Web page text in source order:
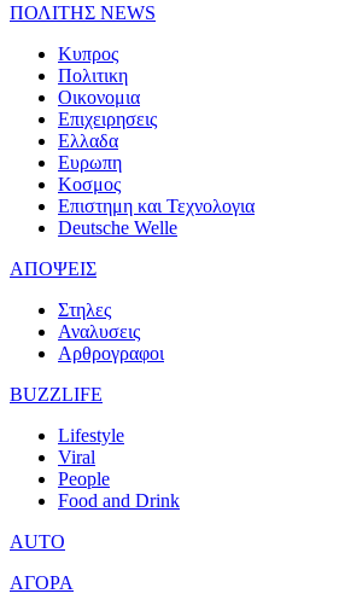
ΠΟΛΙΤΗΣ NEWS
Κυπρος
Πολιτικη
Οικονομια
Επιχειρησεις
Ελλαδα
Ευρωπη
Κοσμος
Επιστημη και Τεχνολογια
Deutsche Welle
ΑΠΟΨΕΙΣ
Στηλες
Αναλυσεις
Αρθρογραφοι
BUZZLIFE
Lifestyle
Viral
People
Food and Drink
AUTO
ΑΓΟΡΑ